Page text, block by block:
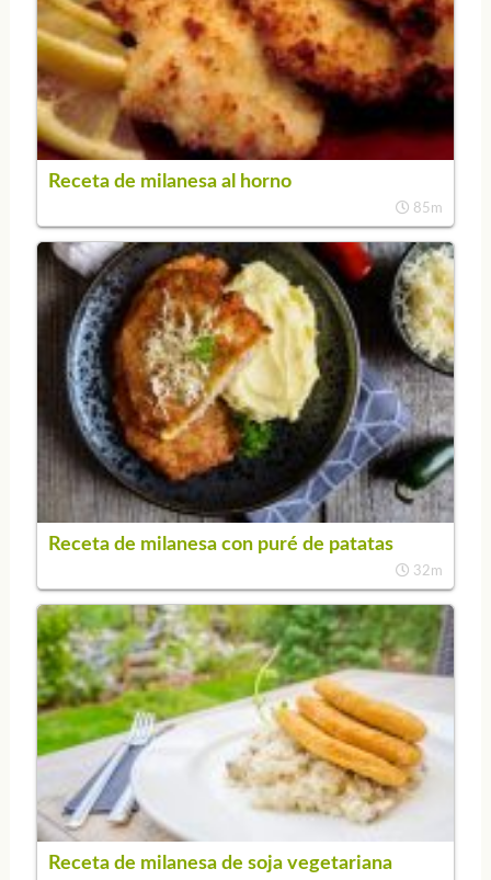
Receta de milanesa al horno
85m
Receta de milanesa con puré de patatas
32m
Receta de milanesa de soja vegetariana